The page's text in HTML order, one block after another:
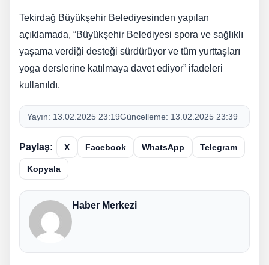
Tekirdağ Büyükşehir Belediyesinden yapılan
açıklamada, “Büyükşehir Belediyesi spora ve sağlıklı
yaşama verdiği desteği sürdürüyor ve tüm yurttaşları
yoga derslerine katılmaya davet ediyor” ifadeleri
kullanıldı.
Yayın: 13.02.2025 23:19Güncelleme: 13.02.2025 23:39
Paylaş: X Facebook WhatsApp Telegram
Kopyala
Haber Merkezi